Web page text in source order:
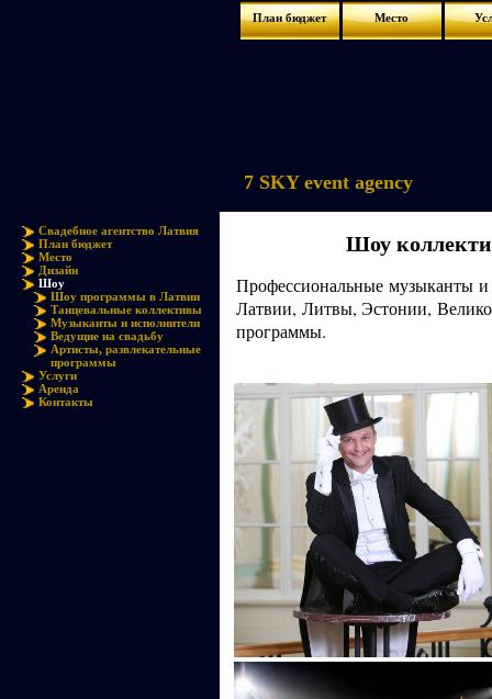
План бюджет Место
Свадебное агентство Латвия
План бюджет
Место
Дизайн
Шоу
Шоу программы в Латвии
Танцевальные коллективы
Музыканты и исполнители
Ведущие на свадьбу
Артисты, развлекательные
программы
Услуги
Аренда
Контакты
7 SKY event agency
Шоу
Профессиональные музыканты
Латвии, Литвы, Эстонии,
программы.